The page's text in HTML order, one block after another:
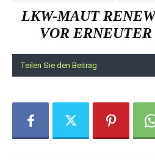
LKW-MAUT
VOR
Teilen Sie den Beitrag